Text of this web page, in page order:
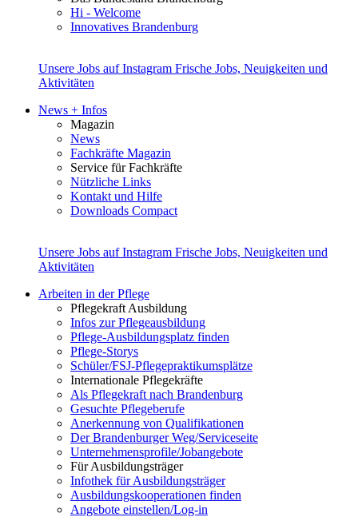
Hi - Welcome
Innovatives Brandenburg
Unsere Jobs auf Instagram Frische Jobs, Neuigkeiten und
Aktivitäten
News + Infos
Magazin
News
Fachkräfte Magazin
Service für Fachkräfte
Nützliche Links
Kontakt und Hilfe
Downloads Compact
Unsere Jobs auf Instagram Frische Jobs, Neuigkeiten und
Aktivitäten
Arbeiten in der Pflege
Pflegekraft Ausbildung
Infos zur Pflegeausbildung
Pflege-Ausbildungsplatz finden
Pflege-Storys
Schüler/FSJ-Pflegepraktikumsplätze
Internationale Pflegekräfte
Als Pflegekraft nach Brandenburg
Gesuchte Pflegeberufe
Anerkennung von Qualifikationen
Der Brandenburger Weg/Serviceseite
Unternehmensprofile/Jobangebote
Für Ausbildungsträger
Infothek für Ausbildungsträger
Ausbildungskooperationen finden
Angebote einstellen/Log-in